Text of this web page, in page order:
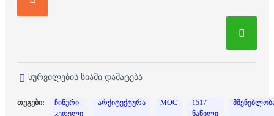
სურვილების სიაში დამატება
თეგები:
ჩინური
კედელი
არქიტექტურა MOC
1517
ნაწილი